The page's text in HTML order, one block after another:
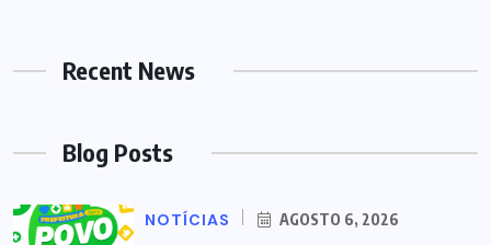
Recent News
Blog Posts
NOTÍCIAS AGOSTO 6, 2026